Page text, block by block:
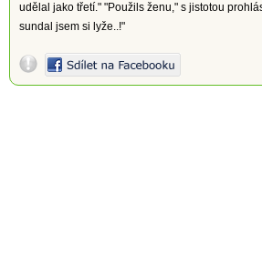
udělal jako třetí." "Použils ženu," s jistotou
sundal jsem si lyže..!"